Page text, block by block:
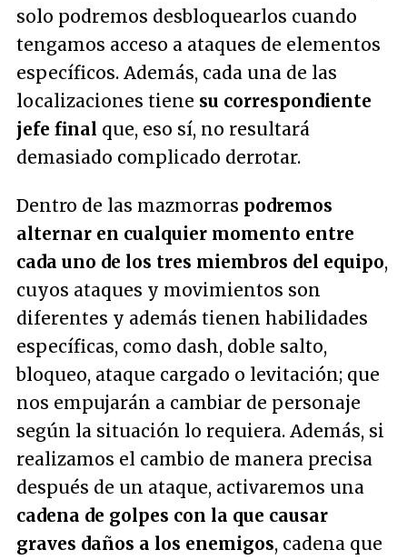
solo podremos desbloquearlos cuando
tengamos acceso a ataques de elementos
específicos. Además, cada una de las
localizaciones tiene su correspondiente
jefe final que, eso sí, no resultará
demasiado complicado derrotar.
Dentro de las mazmorras podremos
alternar en cualquier momento entre
cada uno de los tres miembros del equipo,
cuyos ataques y movimientos son
diferentes y además tienen habilidades
específicas, como dash, doble salto,
bloqueo, ataque cargado o levitación; que
nos empujarán a cambiar de personaje
según la situación lo requiera. Además, si
realizamos el cambio de manera precisa
después de un ataque, activaremos una
cadena de golpes con la que causar
graves daños a los enemigos, cadena que